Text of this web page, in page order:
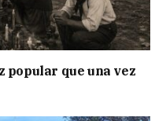
popular que una vez